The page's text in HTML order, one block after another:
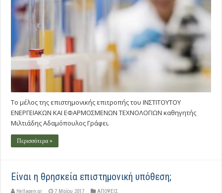
Το μέλος της επιστημονικής επιτροπής του ΙΝΣΤΙΤΟΥΤΟΥ
ΕΝΕΡΓΕΙΑΚΩΝ ΚΑΙ ΕΦΑΡΜΟΣΜΕΝΩΝ ΤΕΧΝΟΛΟΓΙΩΝ καθηγητής
Μιλτιάδης Αδαμόπουλος Γράφει.
Περισσότερα »
Είναι η θρησκεία επιστημονική υπόθεση;
Hellagen.gr 7 Μαΐου 2017 ΑΠΟΨΕΙΣ